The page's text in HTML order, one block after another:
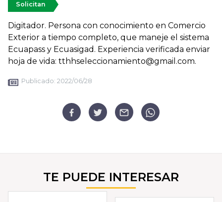
Solicitan
Digitador. Persona con conocimiento en Comercio
Exterior a tiempo completo, que maneje el sistema
Ecuapass y Ecuasigad. Experiencia verificada enviar
hoja de vida: tthhseleccionamiento@gmail.com.
Publicado: 2022/06/28
TE PUEDE INTERESAR